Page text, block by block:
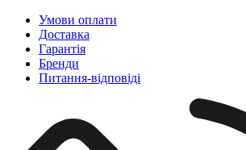
Умови оплати
Доставка
Гарантія
Бренди
Питання-відповіді